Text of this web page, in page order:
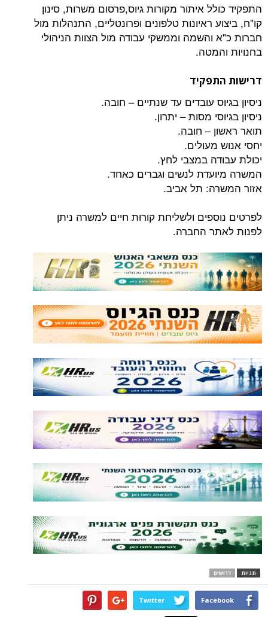
איתור מקורות גיוס,פרסום משרות, סינון
ראיונות טלפונים ופרונטליים, התנהלות מול
וממשקי עבודה מול הצוות הניהולי
עובדים עד שנתיים – חובה.
מסות – יתרון.
– חובה.
מעולים.
במצבי לחץ.
לנשים וגברים כאחד.
תל אביב.
ולשליחת קורות חיים למשרה ניתן
החברה.
Twitter